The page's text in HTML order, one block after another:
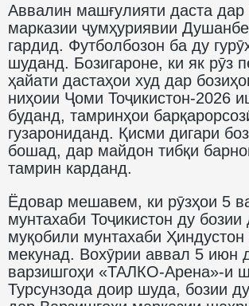
Аввалин машғулияти даста дар
марказии ҷумҳуриявии
гардид. Футболбозон ба ду
шуданд. Бозигароне, ки як рӯз
ҳайати дастаҳои худ дар
ниҳоии Ҷоми Тоҷикистон-2026
буданд, тамринҳои
гузарониданд. Қисми дигари
бошад, дар майдон тибқи
тамрин карданд.
Ёдовар мешавем, ки рӯзҳои 5
мунтахаби Тоҷикистон ду бозии
муқобили мунтахаби Ҳиндустон
мекунад. Вохӯрии аввал 5 июн
варзишгоҳи «ТАЛКО-Арена»-и
Турсунзода доир шуда, бозии